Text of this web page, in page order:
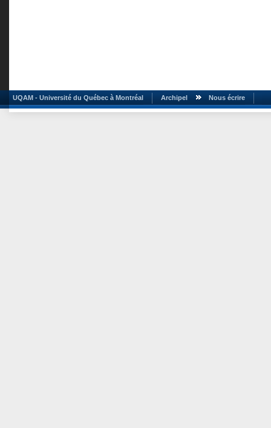
UQAM - Université du Québec à Montréal Archipel Nous écrire